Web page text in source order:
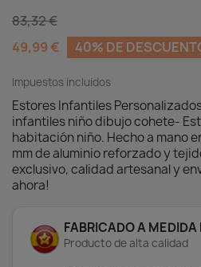
forma armoniosa en el
sensibles como
Fácil limpiezacon un
💪Tubo de aluminio
resistencia.
🏠Caída en cascada: el
del tubo, ocultando el
ofreciendo un acabado
🇪🇸Producción
impresión de alta calidad y
¿Qué tejido elegir para tu
83,32 €
49,99 €
40% DE
Impuestos incluidos
Estores Infantiles
infantiles niño dibujo cohete-
habitación niño. Hecho a mano
mm de aluminio reforzado y
exclusivo, calidad artesanal y
ahora!
FABRICADO A MEDIDA
Producto de alta calidad